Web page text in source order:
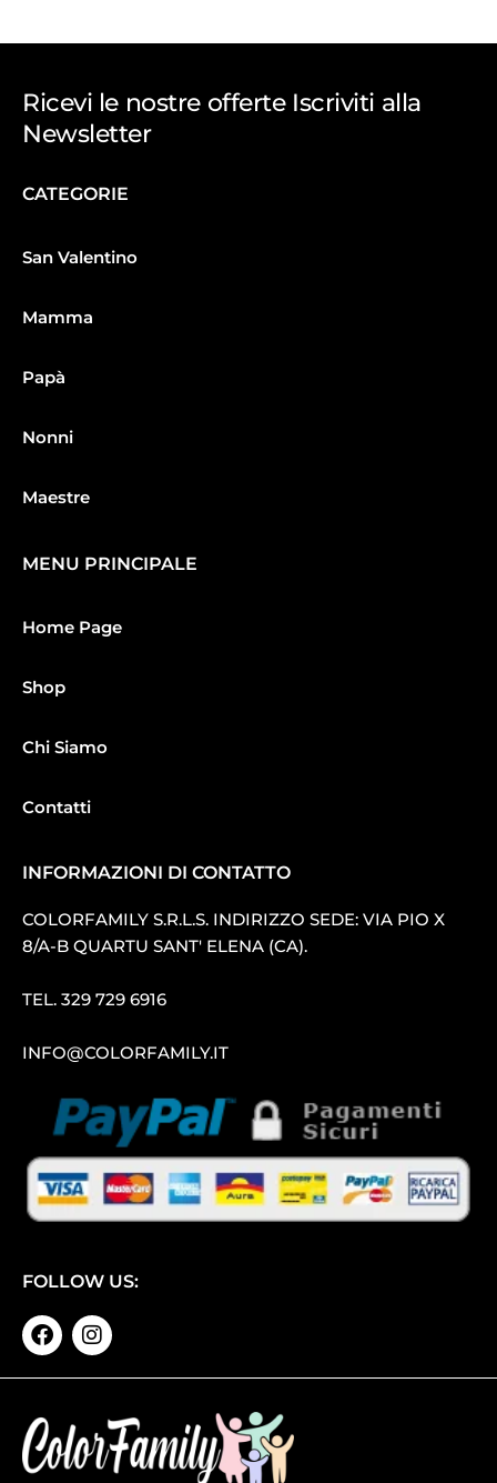
Ricevi le nostre offerte Iscriviti alla
Newsletter
CATEGORIE
San Valentino
Mamma
Papà
Nonni
Maestre
MENU PRINCIPALE
Home Page
Shop
Chi Siamo
Contatti
INFORMAZIONI DI CONTATTO
COLORFAMILY S.R.L.S. INDIRIZZO SEDE: VIA PIO X
8/A-B QUARTU SANT′ ELENA (CA).
TEL. 329 729 6916
INFO@COLORFAMILY.IT
FOLLOW US: